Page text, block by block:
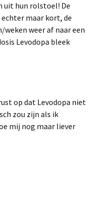
uit hun rolstoel! De
maar kort, de
weer af naar een
Levodopa bleek
op dat Levodopa niet
zou zijn als ik
mij nog maar liever